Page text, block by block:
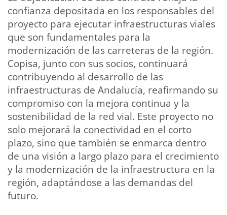
confianza depositada en los responsables del
proyecto para ejecutar infraestructuras viales
que son fundamentales para la
modernización de las carreteras de la región.
Copisa, junto con sus socios, continuará
contribuyendo al desarrollo de las
infraestructuras de Andalucía, reafirmando su
compromiso con la mejora continua y la
sostenibilidad de la red vial. Este proyecto no
solo mejorará la conectividad en el corto
plazo, sino que también se enmarca dentro
de una visión a largo plazo para el crecimiento
y la modernización de la infraestructura en la
región, adaptándose a las demandas del
futuro.